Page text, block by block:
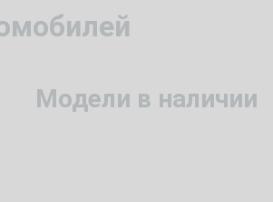
Модели в наличии